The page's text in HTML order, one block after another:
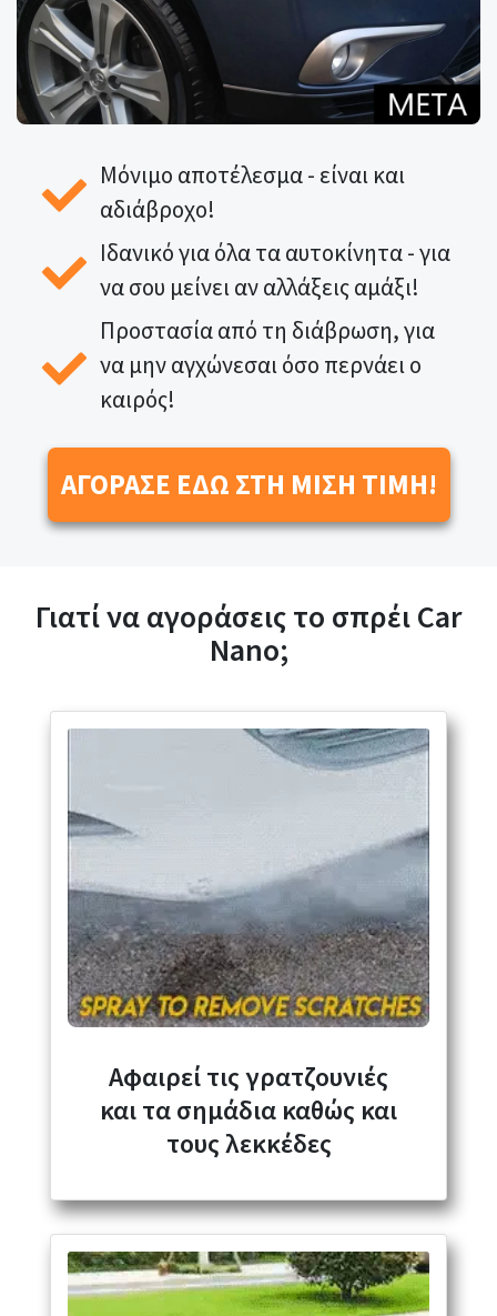
Μόνιμο αποτέλεσμα - είναι και
αδιάβροχο!
Ιδανικό για όλα τα αυτοκίνητα - για
να σου μείνει αν αλλάξεις αμάξι!
Προστασία από τη διάβρωση, για
να μην αγχώνεσαι όσο περνάει ο
καιρός!
ΑΓΟΡΑΣΕ ΕΔΩ ΣΤΗ ΜΙΣΗ ΤΙΜΗ!
Γιατί να αγοράσεις το σπρέι Car
Nano;
Αφαιρεί τις γρατζουνιές
και τα σημάδια καθώς και
τους λεκκέδες